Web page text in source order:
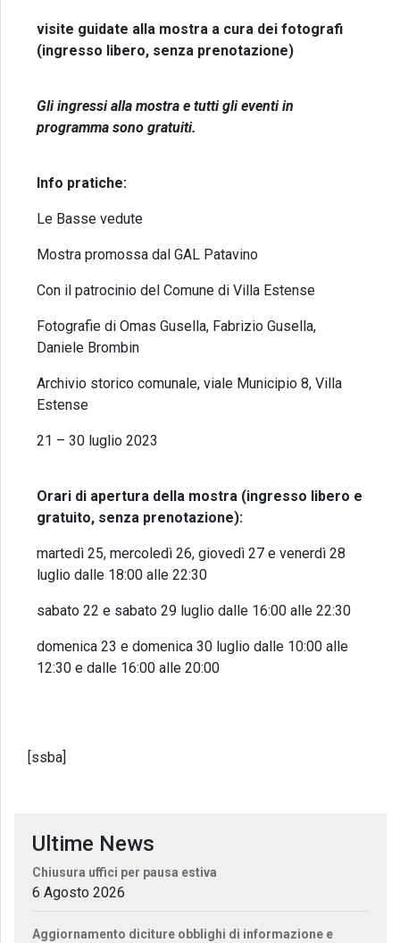
visite guidate alla mostra a cura dei fotografi
(ingresso libero, senza prenotazione)
Gli ingressi alla mostra e tutti gli eventi in
programma sono gratuiti.
Info pratiche:
Le Basse vedute
Mostra promossa dal GAL Patavino
Con il patrocinio del Comune di Villa Estense
Fotografie di Omas Gusella, Fabrizio Gusella,
Daniele Brombin
Archivio storico comunale, viale Municipio 8, Villa
Estense
21 – 30 luglio 2023
Orari di apertura della mostra (ingresso libero e
gratuito, senza prenotazione):
martedì 25, mercoledì 26, giovedì 27 e venerdì 28
luglio dalle 18:00 alle 22:30
sabato 22 e sabato 29 luglio dalle 16:00 alle 22:30
domenica 23 e domenica 30 luglio dalle 10:00 alle
12:30 e dalle 16:00 alle 20:00
[ssba]
Ultime News
Chiusura uffici per pausa estiva
6 Agosto 2026
Aggiornamento diciture obblighi di informazione e